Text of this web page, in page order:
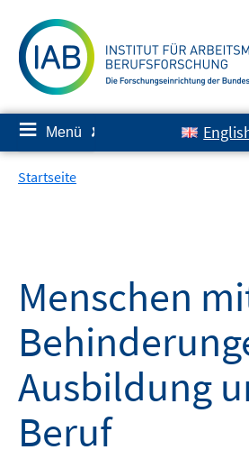
zum
Inhalt
≡ Menü ✘
Startseite
Menschen
Ausbildung
Beruf